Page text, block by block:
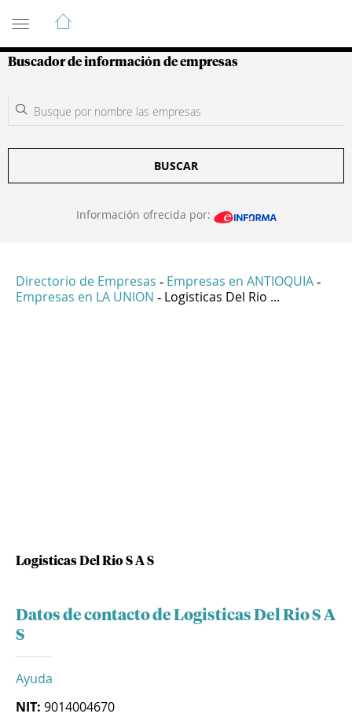
Guía de Empresas Colombianas
Buscador de información de empresas
BUSCAR
Información ofrecida por:
Directorio de Empresas - Empresas en ANTIOQUIA -
Empresas en LA UNION - Logisticas Del Rio ...
Logisticas Del Rio S A S
Datos de contacto de Logisticas Del Rio S A
S
Ayuda
NIT: 9014004670